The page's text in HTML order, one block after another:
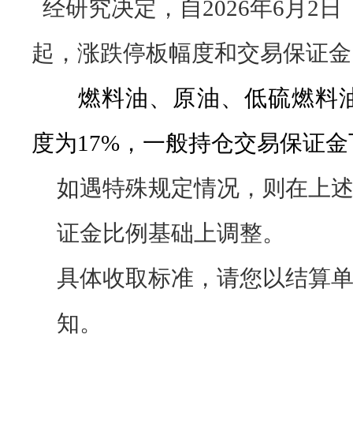
经研究决定，自2026年6月2
起，涨跌停板幅度和交易保证
燃料油、原油、低硫燃料
度为17%，一般持仓交易保证
如遇特殊规定情况 ，则在上
证金比例基础上调整。
具体收取标准，请您以结算
知。